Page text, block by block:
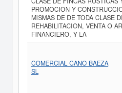
PROMOCION Y
MISMAS DE DE TODA CLASE
REHABILITACION, VENTA O
FINANCIERO, Y LA
COMERCIAL CANO BAEZA
SL